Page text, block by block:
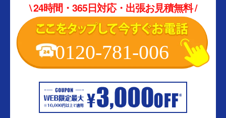
\ 24時間・365日対応・出張お見積無料 /
0120-781-006